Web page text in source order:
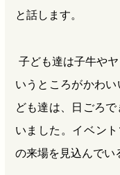
と話します。
子ども達は子牛や
いうところがかわ
ども達は、日ごろ
いました。イベン
の来場を見込んでい